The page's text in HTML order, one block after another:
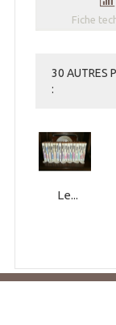
Fiche
30 AUTRES
:
Le...